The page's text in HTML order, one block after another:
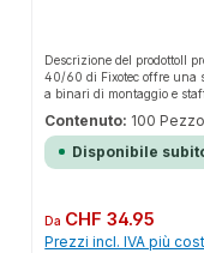
Descrizione del prodottoIl
40/60 di Fixotec offre una
a binari di montaggio e
installazione, garantisce
diverse aree di
rendono questo prodotto
del prodottoMateriale:
Profilo 38/40 e 40/60Nel
prodotti adatti al
Contenuto: 100 Pezzo
Disponibile
Prezzo normale:
Da CHF 34.95
Prezzi incl. IVA più